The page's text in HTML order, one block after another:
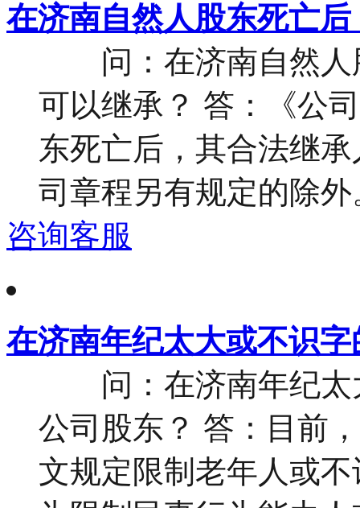
在济南自然人股东死亡
问：在济南自然人
可以继承？ 答：《公
东死亡后，其合法继
司章程另有规定的除
咨询客服
在济南年纪太大或不识
问：在济南年纪太
公司股东？ 答：目前
文规定限制老年人或